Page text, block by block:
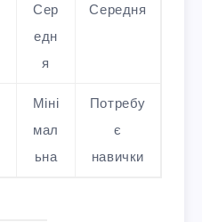
Сер
едн
я
Середня
Міні
мал
ьна
Потребу
є
навички